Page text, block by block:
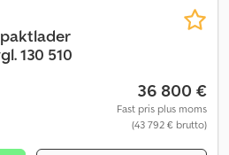
130 510
36 800 €
Fast pris plus moms
(43 792 € brutto)